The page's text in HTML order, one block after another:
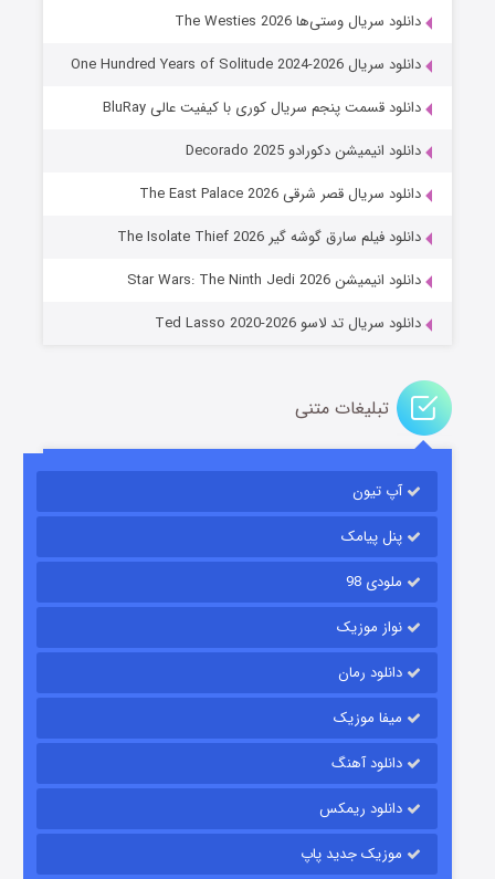
جادوگری در مغولستان
قسمت۱۴ (زیرنویس) منتشر شد
قسمت
دانلود سریال وستی‌ها The Westies 2026
دانلود سریال One Hundred Years of Solitude 2024-2026
دانلود قسمت پنجم سریال کوری با کیفیت عالی BluRay
دانلود انیمیشن دکورادو Decorado 2025
دانلود سریال قصر شرقی The East Palace 2026
دانلود فیلم سارق گوشه گیر The Isolate Thief 2026
دانلود انیمیشن Star Wars: The Ninth Jedi 2026
دانلود سریال تد لاسو Ted Lasso 2020-2026
تبلیغات متنی
آپ تیون
پنل پیامک
ملودی 98
نواز موزیک
دانلود رمان
میفا موزیک
دانلود آهنگ
دانلود ریمکس
موزیک جدید پاپ